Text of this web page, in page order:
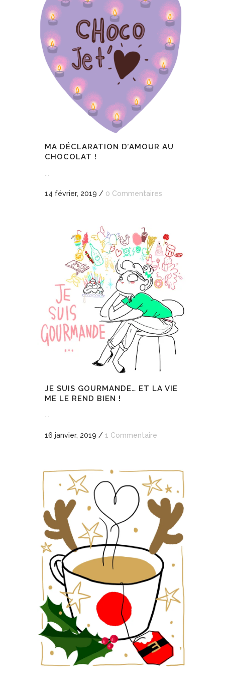
MA DÉCLARATION D’AMOUR AU
CHOCOLAT !
...
14 février, 2019 / 0 Commentaires
JE SUIS GOURMANDE… ET LA VIE
ME LE REND BIEN !
16 janvier, 2019 / 1 Commentaire